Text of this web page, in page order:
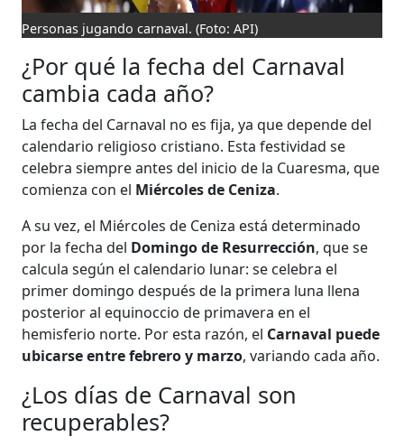
Personas jugando carnaval. (Foto: API)
¿Por qué la fecha del Carnaval
cambia cada año?
La fecha del Carnaval no es fija, ya que depende del
calendario religioso cristiano. Esta festividad se
celebra siempre antes del inicio de la Cuaresma, que
comienza con el Miércoles de Ceniza.
A su vez, el Miércoles de Ceniza está determinado
por la fecha del Domingo de Resurrección, que se
calcula según el calendario lunar: se celebra el
primer domingo después de la primera luna llena
posterior al equinoccio de primavera en el
hemisferio norte. Por esta razón, el Carnaval puede
ubicarse entre febrero y marzo, variando cada año.
¿Los días de Carnaval son
recuperables?